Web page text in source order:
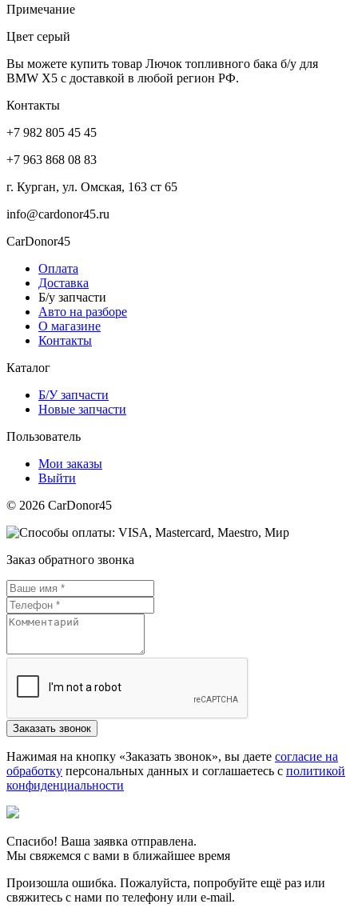
Примечание
Цвет серый
Вы можете купить товар Лючок топливного бака б/у для
BMW X5 с доставкой в любой регион РФ.
Контакты
+7 982 805 45 45
+7 963 868 08 83
г. Курган, ул. Омская, 163 ст 65
info@cardonor45.ru
CarDonor45
Оплата
Доставка
Б/у запчасти
Авто на разборе
О магазине
Контакты
Каталог
Б/У запчасти
Новые запчасти
Пользователь
Мои заказы
Выйти
© 2026 CarDonor45
Заказ обратного звонка
Нажимая на кнопку «Заказать звонок», вы даете согласие на
обработку персональных данных и соглашаетесь c политикой
конфиденциальности
Спасибо! Ваша заявка отправлена.
Мы свяжемся с вами в ближайшее время
Произошла ошибка. Пожалуйста, попробуйте ещё раз или
свяжитесь с нами по телефону или e-mail.